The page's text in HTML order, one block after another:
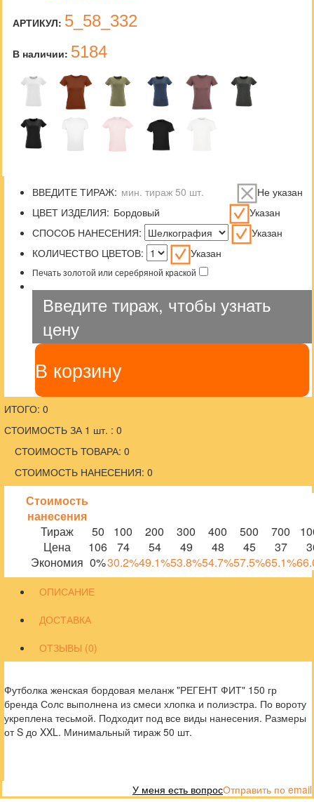
АРТИКУЛ: 5_58_332
В наличии: 5184
ВВЕДИТЕ ТИРАЖ:
Не указан
ЦВЕТ ИЗДЕЛИЯ:
Указан
СПОСОБ НАНЕСЕНИЯ:
Указан
КОЛИЧЕСТВО ЦВЕТОВ:
Указан
Печать золотой или серебряной краской
Введите тираж, чтобы узнать
цену
В корзину
ИТОГО: 0
СТОИМОСТЬ ЗА 1 шт. : 0
СТОИМОСТЬ ТОВАРА: 0
СТОИМОСТЬ НАНЕСЕНИЯ: 0
Стоимость
нанесения
Тираж
50 100 200 300 400 500 700
Цена
106 74 54 49 48 45 37
Экономия 0%30.2%49.1%53.8%54.7%57.5%65.1%
ОПИСАНИЕ
ДОСТАВКА
ОТЗЫВЫ (0)
Футболка женская бордовая меланж "РЕГЕНТ ФИТ" 150 гр
бренда Солс выполнена из смеси хлопка и полиэстра. По вороту
укреплена тесьмой. Подходит под все виды нанесения. Размеры
от S до XXL. Минимальный тираж 50 шт.
Отправить по email
У меня есть вопрос